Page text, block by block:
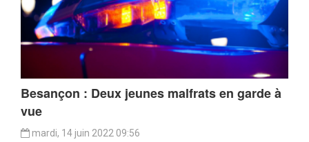
Besançon : Deux jeunes malfrats en garde à
vue
mardi, 14 juin 2022 09:56